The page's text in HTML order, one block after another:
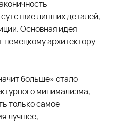
лишних деталей,
Основная идея
архитектору
больше» стало
минимализма,
только самое
лучшее,